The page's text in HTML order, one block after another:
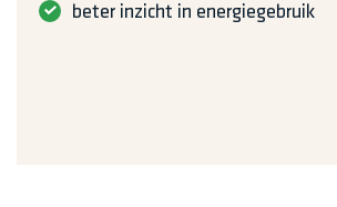
beter inzicht in energiegebruik